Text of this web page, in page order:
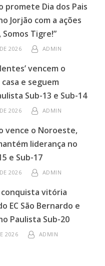
promete Dia dos Pais
Jorjão com a ações
Somos Tigre!”
2026 ADMIN
vencem o
e seguem
Sub-13 e Sub-14
2026 ADMIN
vence o Noroeste,
liderança no
e Sub-17
2026 ADMIN
vitória
EC São Bernardo e
Paulista Sub-20
2026 ADMIN